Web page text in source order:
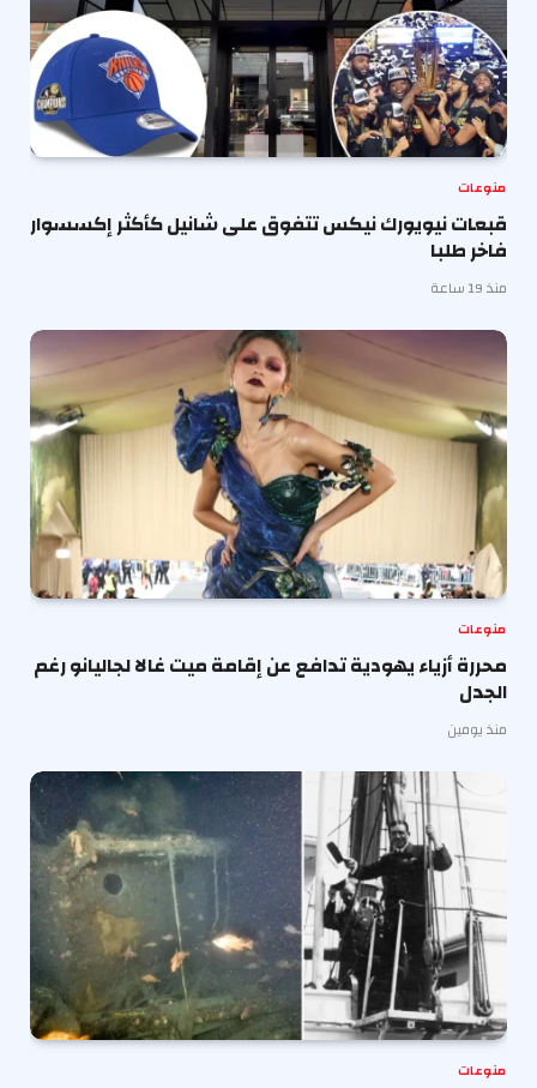
منوعات
قبعات نيويورك نيكس تتفوق على شانيل كأكثر إكسسوار
فاخر طلبا
منذ 19 ساعة
منوعات
محررة أزياء يهودية تدافع عن إقامة ميت غالا لجاليانو رغم
الجدل
منذ يومين
منوعات